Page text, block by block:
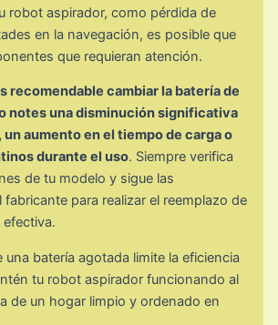
robot aspirador, como pérdida de
en la navegación, es posible que
que requieran atención.
recomendable cambiar la batería de
notes una disminución significativa
un aumento en el tiempo de carga o
durante el uso. Siempre verifica
de tu modelo y sigue las
para realizar el reemplazo de
efectiva.
una batería agotada limite la eficiencia
tu robot aspirador funcionando al
de un hogar limpio y ordenado en